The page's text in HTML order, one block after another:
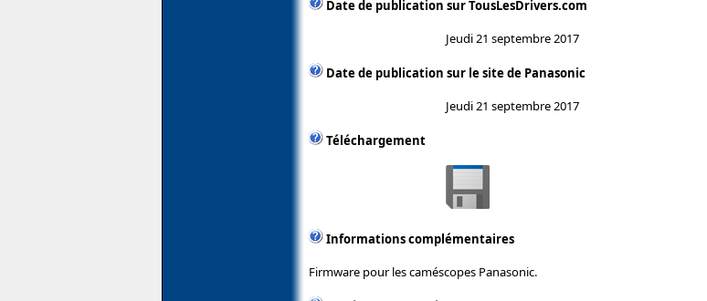
Date de publication sur TousLesDrivers.com
Jeudi 21 septembre 2017
Date de publication sur le site de Panasonic
Jeudi 21 septembre 2017
Téléchargement
Informations complémentaires
Firmware pour les caméscopes Panasonic.